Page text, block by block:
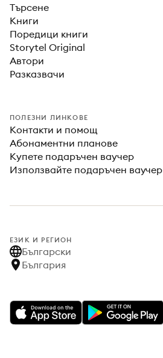
Търсене
Книги
Поредици книги
Storytel Original
Автори
Разказвачи
ПОЛЕЗНИ ЛИНКОВЕ
Контакти и помощ
Абонаментни планове
Купете подаръчен ваучер
Използвайте подаръчен ваучер
ЕЗИК И РЕГИОН
Български
България